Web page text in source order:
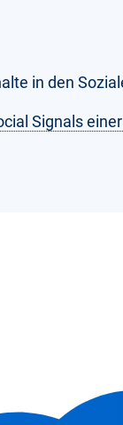
in den
Signals